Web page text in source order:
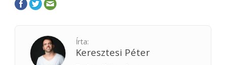
Írta:
Keresztesi Péter